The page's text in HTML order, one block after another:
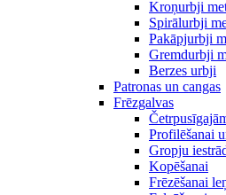
Kroņurbji
Spirālurbji
Pakāpjurbji
Gremdurbji
Berzes urbji
Patronas un cangas
Frēzgalvas
Profilēšanai
Gropju
Kopēšanai
Frēzēšanai